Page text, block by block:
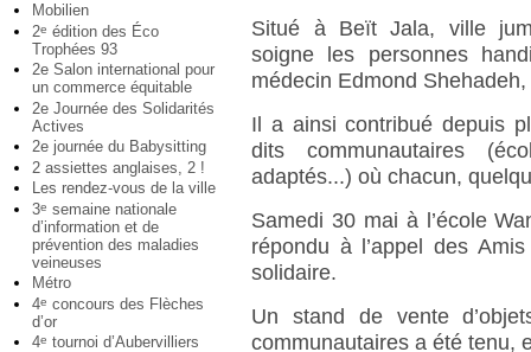
Mobilien
2e édition des Éco
Trophées 93
2e Salon international pour
un commerce équitable
2e Journée des Solidarités
Actives
2e journée du Babysitting
2 assiettes anglaises, 2 !
Les rendez-vous de la ville
3e semaine nationale
d’information et de
prévention des maladies
veineuses
Métro
4e concours des Flèches
d’or
4e tournoi d’Aubervilliers
Situé à Beït Jala, ville
soigne les personnes
médecin Edmond
Il a ainsi contribué depuis
dits communautaires
adaptés...) où chacun,
Samedi 30 mai à l’école
répondu à l’appel des
solidaire.
Un stand de vente
communautaires a été tenu,